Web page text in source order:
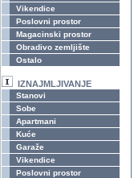
Vikendice
Poslovni prostor
Magacinski prostor
Obradivo zemljište
Ostalo
IZNAJMLJIVANJE
Stanovi
Sobe
Apartmani
Kuće
Garaže
Vikendice
Poslovni prostor